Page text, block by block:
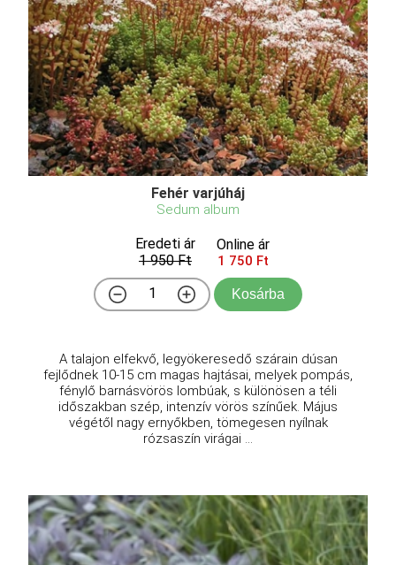
Fehér varjúháj
Sedum album
Eredeti ár
1 950 Ft
Online ár
1 750 Ft
Kosárba
A talajon elfekvő, legyökeresedő szárain dúsan
fejlődnek 10-15 cm magas hajtásai, melyek pompás,
fénylő barnásvörös lombúak, s különösen a téli
időszakban szép, intenzív vörös színűek. Május
végétől nagy ernyőkben, tömegesen nyílnak
rózsaszín virágai ...